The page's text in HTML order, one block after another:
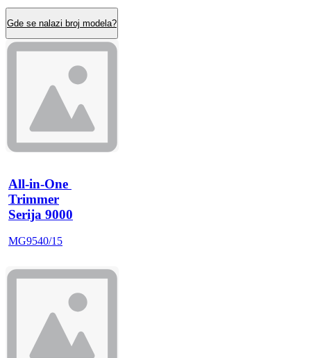
Gde se nalazi broj modela?
All-in-One
Trimmer
Serija 9000
MG9540/15